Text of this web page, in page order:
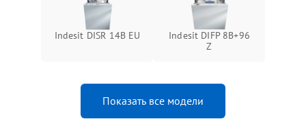
Indesit DISR 14B EU
Indesit DIFP 8B+96
Z
Показать все модели